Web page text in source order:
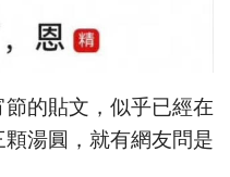
的貼文，似乎已經在
湯圓，就有網友問是